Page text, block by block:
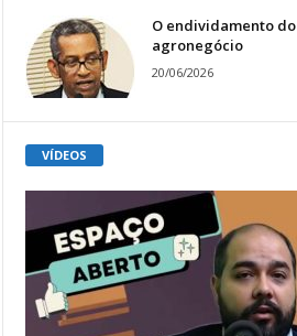
O endividamento do
agronegócio
20/06/2026
VÍDEOS